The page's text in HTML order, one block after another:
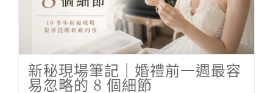
新秘現場筆記｜婚禮前一週最容
易忽略的 8 個細節